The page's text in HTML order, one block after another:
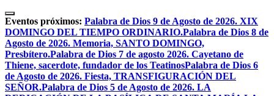
Skip
to
content
Eventos próximos: Palabra de Dios 9 de Agosto de 2026. XIX
DOMINGO DEL TIEMPO ORDINARIO.Palabra de Dios 8 de
Agosto de 2026. Memoria, SANTO DOMINGO,
Presbítero.Palabra de Dios 7 de agosto 2026. Cayetano de
Thiene, sacerdote, fundador de los TeatinosPalabra de Dios 6
de Agosto de 2026. Fiesta, TRANSFIGURACIÓN DEL
SEÑOR.Palabra de Dios 5 de Agosto de 2026. LA